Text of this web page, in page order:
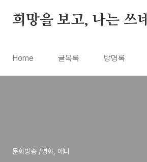
희망을 보고, 나는 쓰네
Home 글목록 방명록
문화방송 /영화, 애니